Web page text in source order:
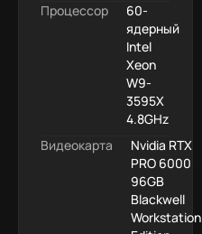
Процессор
60-
ядерный
Intel
Xeon
W9-
3595X
4.8GHz
Видеокарта
Nvidia RTX
PRO 6000
96GB
Blackwell
Workstation